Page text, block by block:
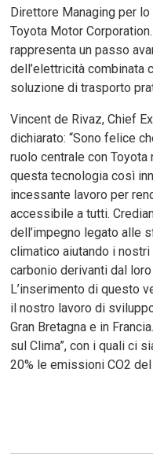
Direttore Managing per
Toyota Motor
rappresenta un passo
dell’elettricità combinata
soluzione di trasporto
Vincent de Rivaz, Chief
dichiarato: “Sono felice
ruolo centrale con
questa tecnologia così
incessante lavoro per
accessibile a tutti.
dell’impegno legato alle
climatico aiutando i
carbonio derivanti dal
L’inserimento di questo
il nostro lavoro di
Gran Bretagna e in
sul Clima”, con i quali ci
20% le emissioni CO2